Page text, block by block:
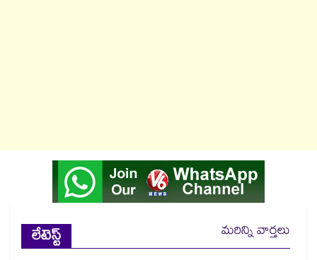
లేటెస్ట్
మరిన్ని వార్తలు